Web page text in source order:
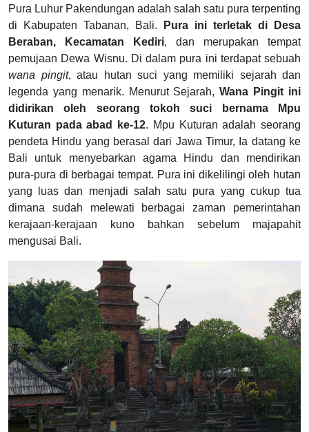
Pura Luhur Pakendungan adalah salah satu pura terpenting
di Kabupaten Tabanan, Bali.
Pura ini terletak di Desa
Beraban, Kecamatan Kediri, dan merupakan tempat
pemujaan Dewa Wisnu. Di dalam pura ini terdapat sebuah
wana pingit, atau hutan suci yang memiliki sejarah dan
legenda yang menarik. Menurut Sejarah,Wana Pingit ini
didirikan oleh seorang tokoh suci bernama Mpu
Kuturan pada abad ke-12. Mpu Kuturan adalah seorang
pendeta Hindu yang berasal dari Jawa Timur, Ia datang ke
Bali untuk menyebarkan agama Hindu dan mendirikan
pura-pura di berbagai tempat. Pura ini dikelilingi oleh hutan
yang luas dan menjadi salah satu pura yang cukup tua
dimana sudah melewati berbagai zaman pemerintahan
kerajaan-kerajaan kuno bahkan sebelum majapahit
mengusai Bali.